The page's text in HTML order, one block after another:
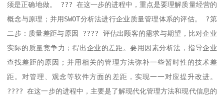
须是正确地做。 ??? 在这一步的进程中，重点是要理解质量经营的
概念与原理；并用SWOT分析法进行企业质量管理体系的评估。 ?第
二步：质量差距与原因 ???? 评估出顾客的需求与期望，比对企业
实际的质量竞争力；得出企业的差距。要用因素分析法，指导企业
查找差距的原因；并用相关的管理方法弥补一些暂时性的技术差
距。对管理、观念等软件方面的差距，实现一一对应提升改进。
???? 在这一步的进程中，主要是了解现代化管理方法和现代信息的